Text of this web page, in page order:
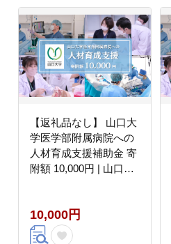
【返礼品なし】 山口大
学医学部附属病院への
人材育成支援補助金 寄
附額 10,000円 | 山口県
10,000円